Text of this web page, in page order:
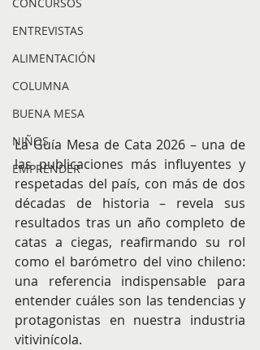
ENTREVISTAS
ALIMENTACIÓN
COLUMNA
BUENA MESA
NIÑOS
EMPRENDER
La Guía Mesa de Cata 2026 – una de
las publicaciones más influyentes y
respetadas del país, con más de dos
décadas de historia – revela sus
resultados tras un año completo de
catas a ciegas, reafirmando su rol
como el barómetro del vino chileno:
una referencia indispensable para
entender cuáles son las tendencias y
protagonistas en nuestra industria
vitivinícola.